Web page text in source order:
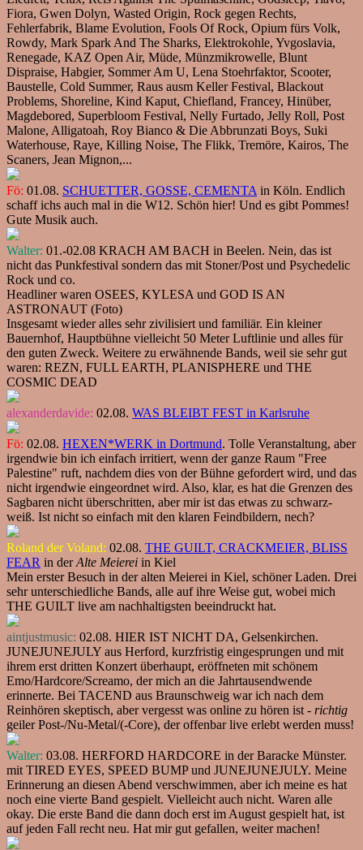
Fiora, Gwen Dolyn, Wasted Origin, Rock gegen Rechts,
Fehlerfabrik, Blame Evolution, Fools Of Rock, Opium fürs Volk,
Rowdy, Mark Spark And The Sharks, Elektrokohle, Yvgoslavia,
Renegade, KAZ Open Air, Müde, Münzmikrowelle, Blunt
Dispraise, Habgier, Sommer Am U, Lena Stoehrfaktor, Scooter,
Baustelle, Cold Summer, Raus ausm Keller Festival, Blackout
Problems, Shoreline, Kind Kaput, Chiefland, Francey, Hinüber,
Magdebored, Superbloom Festival, Nelly Furtado, Jelly Roll, Post
Malone, Alligatoah, Roy Bianco & Die Abbrunzati Boys, Suki
Waterhouse, Raye, Killing Noise, The Flikk, Tremöre, Kairos, The
Scaners, Jean Mignon,...
Fö: 01.08. SCHUETTER, GOSSE, CEMENTA in Köln. Endlich
schaff ichs auch mal in die W12. Schön hier! Und es gibt Pommes!
Gute Musik auch.
Walter: 01.-02.08 KRACH AM BACH in Beelen. Nein, das ist
nicht das Punkfestival sondern das mit Stoner/Post und Psychedelic
Rock und co.
Headliner waren OSEES, KYLESA und GOD IS AN
ASTRONAUT (Foto)
Insgesamt wieder alles sehr zivilisiert und familiär. Ein kleiner
Bauernhof, Hauptbühne vielleicht 50 Meter Luftlinie und alles für
den guten Zweck. Weitere zu erwähnende Bands, weil sie sehr gut
waren: REZN, FULL EARTH, PLANISPHERE und THE
COSMIC DEAD
alexanderdavide: 02.08. WAS BLEIBT FEST in Karlsruhe
Fö: 02.08. HEXEN*WERK in Dortmund. Tolle Veranstaltung, aber
irgendwie bin ich einfach irritiert, wenn der ganze Raum "Free
Palestine" ruft, nachdem dies von der Bühne gefordert wird, und das
nicht irgendwie eingeordnet wird. Also, klar, es hat die Grenzen des
Sagbaren nicht überschritten, aber mir ist das etwas zu schwarz-
weiß. Ist nicht so einfach mit den klaren Feindbildern, nech?
Roland der Voland: 02.08. THE GUILT, CRACKMEIER, BLISS
FEAR in derAlte Meierei in Kiel
Mein erster Besuch in der alten Meierei in Kiel, schöner Laden. Drei
sehr unterschiedliche Bands, alle auf ihre Weise gut, wobei mich
THE GUILT live am nachhaltigsten beeindruckt hat.
aintjustmusic: 02.08. HIER IST NICHT DA, Gelsenkirchen.
JUNEJUNEJULY aus Herford, kurzfristig eingesprungen und mit
ihrem erst dritten Konzert überhaupt, eröffneten mit schönem
Emo/Hardcore/Screamo, der mich an die Jahrtausendwende
erinnerte. Bei TACEND aus Braunschweig war ich nach dem
Reinhören skeptisch, aber vergesst was online zu hören ist - richtig
geiler Post-/Nu-Metal/(-Core), der offenbar live erlebt werden muss!
Walter: 03.08. HERFORD HARDCORE in der Baracke Münster.
mit TIRED EYES, SPEED BUMP und JUNEJUNEJULY. Meine
Erinnerung an diesen Abend verschwimmen, aber ich meine es hat
noch eine vierte Band gespielt. Vielleicht auch nicht. Waren alle
okay. Die erste Band die dann doch erst im August gespielt hat, ist
auf jeden Fall recht neu. Hat mir gut gefallen, weiter machen!